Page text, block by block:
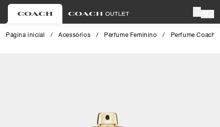
Página inicial / Acessórios / Perfume Feminino / Perfume Coach